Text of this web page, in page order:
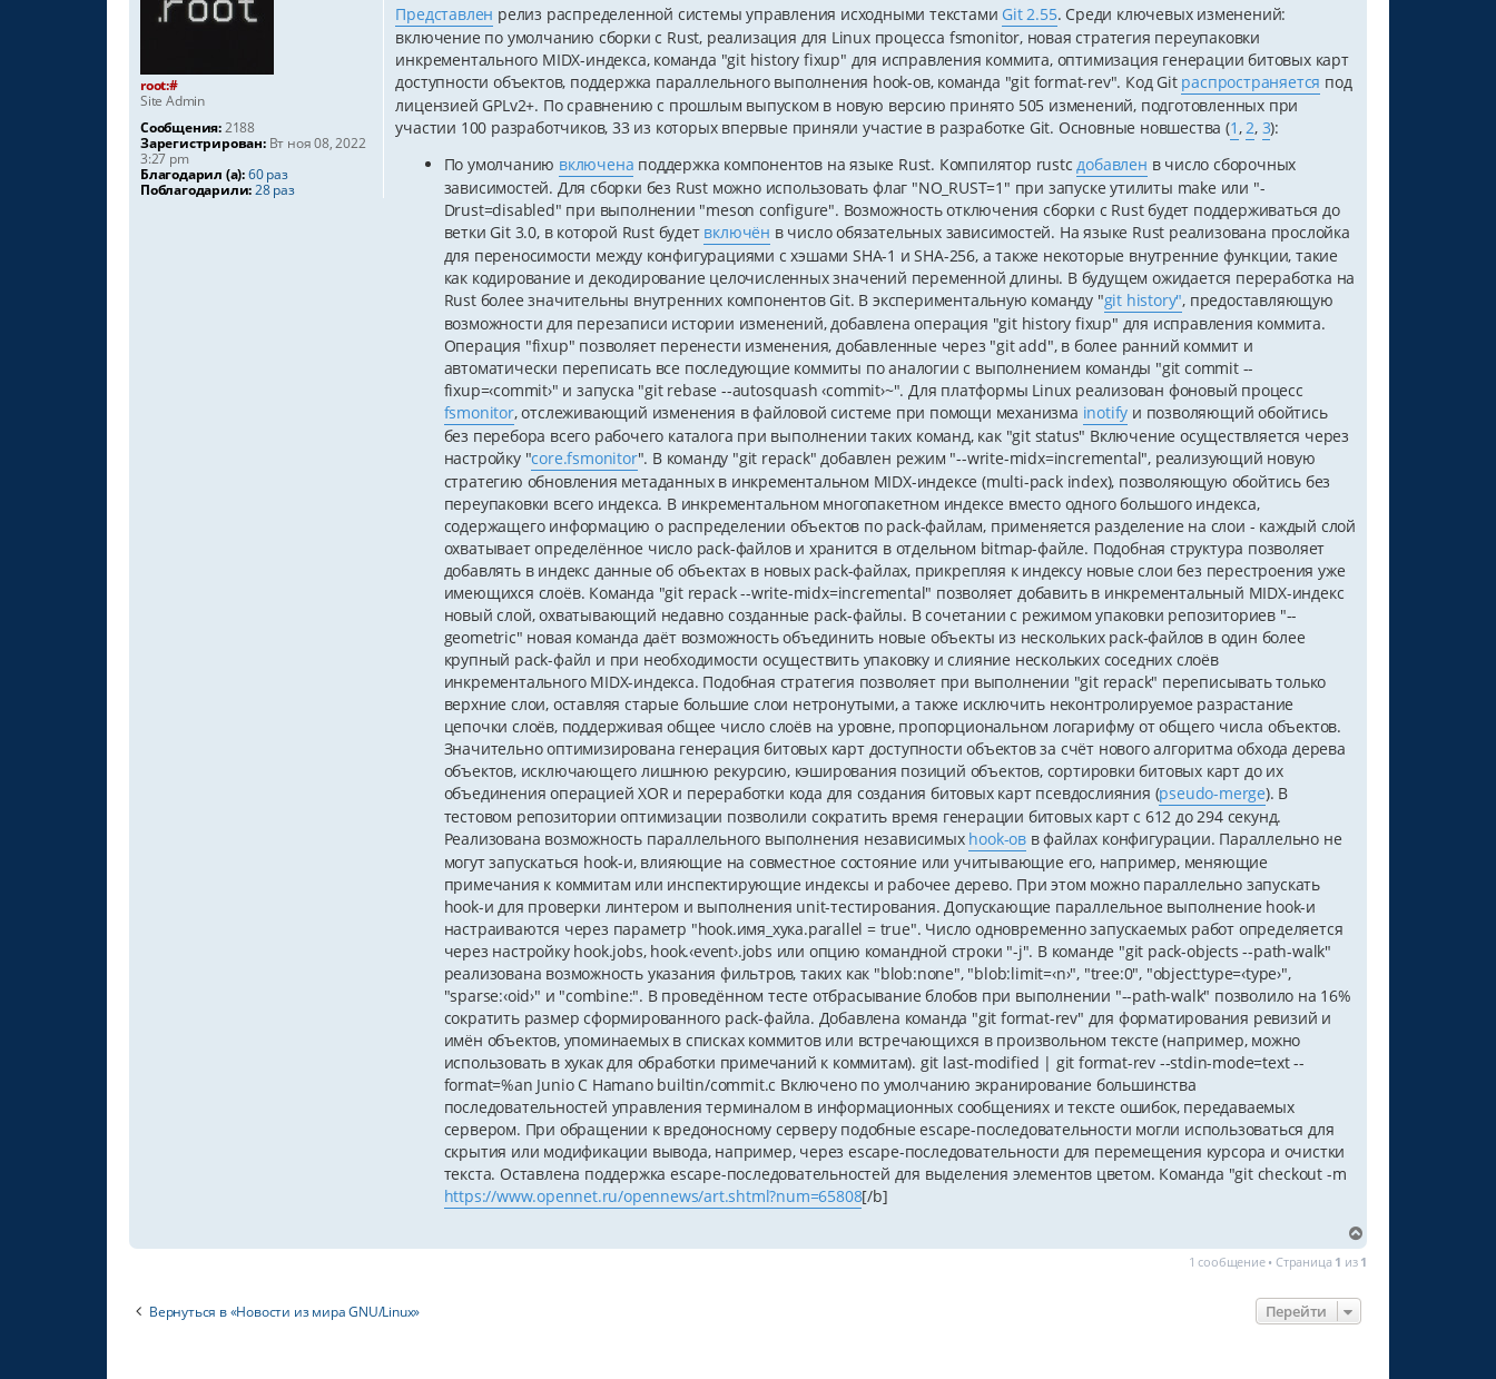
root:#
Site Admin
Сообщения:2188
Зарегистрирован:Вт ноя 08, 2022
3:27 pm
Благодарил (а):60 раз
Поблагодарили:28 раз
о
б
щ
е
и
е
Представлен релиз распределенной системы управления исходными текстами Git 2.55. Среди ключевых изменений:
включение по умолчанию сборки с Rust, реализация для Linux процесса fsmonitor, новая стратегия переупаковки
инкрементального MIDX-индекса, команда "git history fixup" для исправления коммита, оптимизация генерации битовых карт
доступности объектов, поддержка параллельного выполнения hook-ов, команда "git format-rev". Код Git распространяется под
лицензией GPLv2+. По сравнению с прошлым выпуском в новую версию принято 505 изменений, подготовленных при
участии 100 разработчиков, 33 из которых впервые приняли участие в разработке Git. Основные новшества (1,2, 3):
По умолчанию включена поддержка компонентов на языке Rust. Компилятор rustc добавлен в число сборочных
зависимостей. Для сборки без Rust можно использовать флаг "NO_RUST=1" при запуске утилиты make или "-
Drust=disabled" при выполнении "meson configure". Возможность отключения сборки с Rust будет поддерживаться до
ветки Git 3.0, в которой Rust будет включён в число обязательных зависимостей. На языке Rust реализована прослойка
для переносимости между конфигурациями с хэшами SHA-1 и SHA-256, а также некоторые внутренние функции, такие
как кодирование и декодирование целочисленных значений переменной длины. В будущем ожидается переработка на
Rust более значительны внутренних компонентов Git. В экспериментальную команду "git history", предоставляющую
возможности для перезаписи истории изменений, добавлена операция "git history fixup" для исправления коммита.
Операция "fixup" позволяет перенести изменения, добавленные через "git add", в более ранний коммит и
автоматически переписать все последующие коммиты по аналогии с выполнением команды "git commit --
fixup=‹commit›" и запуска "git rebase --autosquash ‹commit›~". Для платформы Linux реализован фоновый процесс
fsmonitor, отслеживающий изменения в файловой системе при помощи механизма inotify и позволяющий обойтись
без перебора всего рабочего каталога при выполнении таких команд, как "git status" Включение осуществляется через
настройку "core.fsmonitor". В команду "git repack" добавлен режим "--write-midx=incremental", реализующий новую
стратегию обновления метаданных в инкрементальном MIDX-индексе (multi-pack index), позволяющую обойтись без
переупаковки всего индекса. В инкрементальном многопакетном индексе вместо одного большого индекса,
содержащего информацию о распределении объектов по pack-файлам, применяется разделение на слои - каждый слой
охватывает определённое число pack-файлов и хранится в отдельном bitmap-файле. Подобная структура позволяет
добавлять в индекс данные об объектах в новых pack-файлах, прикрепляя к индексу новые слои без перестроения уже
имеющихся слоёв. Команда "git repack --write-midx=incremental" позволяет добавить в инкрементальный MIDX-индекс
новый слой, охватывающий недавно созданные pack-файлы. В сочетании с режимом упаковки репозиториев "--
geometric" новая команда даёт возможность объединить новые объекты из нескольких pack-файлов в один более
крупный pack-файл и при необходимости осуществить упаковку и слияние нескольких соседних слоёв
инкрементального MIDX-индекса. Подобная стратегия позволяет при выполнении "git repack" переписывать только
верхние слои, оставляя старые большие слои нетронутыми, а также исключить неконтролируемое разрастание
цепочки слоёв, поддерживая общее число слоёв на уровне, пропорциональном логарифму от общего числа объектов.
Значительно оптимизирована генерация битовых карт доступности объектов за счёт нового алгоритма обхода дерева
объектов, исключающего лишнюю рекурсию, кэширования позиций объектов, сортировки битовых карт до их
объединения операцией XOR и переработки кода для создания битовых карт псевдослияния (pseudo-merge). В
тестовом репозитории оптимизации позволили сократить время генерации битовых карт с 612 до 294 секунд.
Реализована возможность параллельного выполнения независимых hook-овв файлах конфигурации. Параллельно не
могут запускаться hook-и, влияющие на совместное состояние или учитывающие его, например, меняющие
примечания к коммитам или инспектирующие индексы и рабочее дерево. При этом можно параллельно запускать
hook-и для проверки линтером и выполнения unit-тестирования. Допускающие параллельное выполнение hook-и
настраиваются через параметр "hook.имя_хука.parallel = true". Число одновременно запускаемых работ определяется
через настройку hook.jobs, hook.‹event›.jobs или опцию командной строки "-j". В команде "git pack-objects --path-walk"
реализована возможность указания фильтров, таких как "blob:none", "blob:limit=‹n›", "tree:0", "object:type=‹type›",
"sparse:‹oid›" и "combine:". В проведённом тесте отбрасывание блобов при выполнении "--path-walk" позволило на 16%
сократить размер сформированного pack-файла. Добавлена команда "git format-rev" для форматирования ревизий и
имён объектов, упоминаемых в списках коммитов или встречающихся в произвольном тексте (например, можно
использовать в хукак для обработки примечаний к коммитам). git last-modified | git format-rev --stdin-mode=text --
format=%an Junio C Hamano builtin/commit.c Включено по умолчанию экранирование большинства
последовательностей управления терминалом в информационных сообщениях и тексте ошибок, передаваемых
сервером. При обращении к вредоносному серверу подобные escape-последовательности могли использоваться для
скрытия или модификации вывода, например, через escape-последовательности для перемещения курсора и очистки
текста. Оставлена поддержка escape-последовательностей для выделения элементов цветом. Команда "git checkout -m
https://www.opennet.ru/opennews/art.shtml?num=65808[/b]
1 сообщение • Страница 1 из 1
Вернуться в «Новости из мира GNU/Linux» Перейти